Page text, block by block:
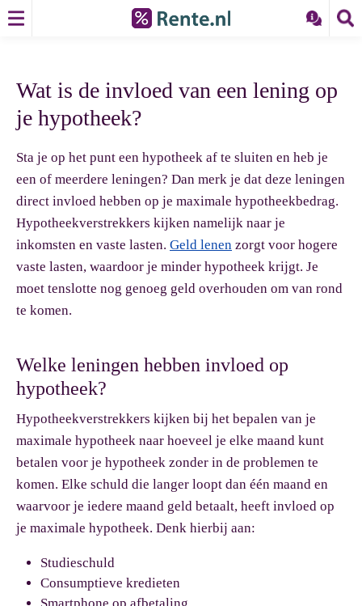
Wat is de invloed van een lening op
je hypotheek?
Sta je op het punt een hypotheek af te sluiten en heb je
een of meerdere leningen? Dan merk je dat deze leningen
direct invloed hebben op je maximale hypotheekbedrag.
Hypotheekverstrekkers kijken namelijk naar je
inkomsten en vaste lasten. Geld lenen zorgt voor hogere
vaste lasten, waardoor je minder hypotheek krijgt. Je
moet tenslotte nog genoeg geld overhouden om van rond
te komen.
Welke leningen hebben invloed op
hypotheek?
Hypotheekverstrekkers kijken bij het bepalen van je
maximale hypotheek naar hoeveel je elke maand kunt
betalen voor je hypotheek zonder in de problemen te
komen. Elke schuld die langer loopt dan één maand en
waarvoor je iedere maand geld betaalt, heeft invloed op
je maximale hypotheek. Denk hierbij aan:
Studieschuld
Consumptieve kredieten